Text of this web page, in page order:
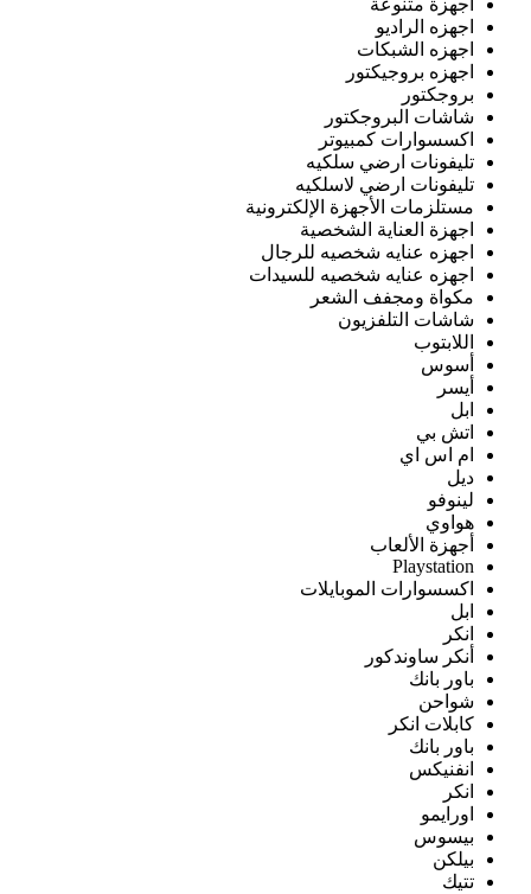
أجهزة متنوعة
اجهزه الراديو
اجهزه الشبكات
اجهزه بروجيكتور
بروجكتور
شاشات البروجكتور
اكسسوارات كمبيوتر
تليفونات ارضي سلكيه
تليفونات ارضي لاسلكيه
مستلزمات الأجهزة الإلكترونية
اجهزة العناية الشخصية
اجهزه عنايه شخصيه للرجال
اجهزه عنايه شخصيه للسيدات
مكواة ومجفف الشعر
شاشات التلفزيون
اللابتوب
أسوس
أيسر
ابل
اتش بي
ام اس اي
ديل
لينوفو
هواوي
أجهزة الألعاب
Playstation
اكسسوارات الموبايلات
ابل
انكر
أنكر ساوندكور
باور بانك
شواحن
كابلات انكر
باور بانك
انفنيكس
انكر
اورايمو
بيسوس
بيلكن
تتيك